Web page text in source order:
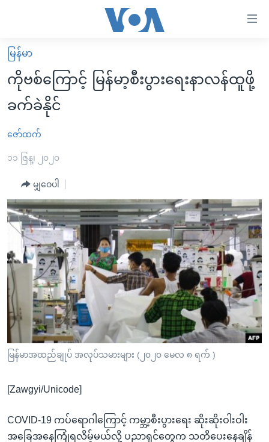
လွယ်ကူ
စေ
သည့်
များ
ပင်မ
ကျော်
ကြည့်
ပင်မ
အ
ညွန်း
စာမျက်နှာ
ကျော်
ကြည့်
ရှာဖွေ
နေရာ
သို့
မူလစာမျက်နှာ
မြန်မာ
ကမ္ဘာ့သတင်းများ
နိုင်ငံတကာ
အမေရိကန်
အစ္စရေး-ပါလက်စတိုင်း
ဗွီဒီယို
သတင်းလွတ်လပ်ခွင့်
အင်္ဂလိပ်စာလေ့လာမယ်
အမေရိကန်သုံးအီဒီယံ
မကြေးမုံရဲ့ အင်္ဂလိပ်စာ
ရုပ်ရှင်ထဲက အင်္ဂလိပ်စာ
သုတပဒေသာ အင်္ဂလိပ်စာ
အပတ်စဉ်ကဏ္ဍများ
ရေဒီယို
တီဗွီ
ရေဒီယိုနှင့်ရုပ်သံ အချက်အလက်များ
ရေဒီယို/တီဗွီအစီအစဉ်
Learning English
ဗွီအိုအေ လူမှုကွန်ယက်များ
မြန်မာ
ကိုဗစ်ကြောင့် မြန်မာ့စီးပွားရေးနာလန်ထူဖို့
ခက်ခဲနိုင်
ဇော်ထက်
၁၁ ဇြန္၊ ၂၀၂၀
မျှဝေပါ
မြန်မာအထည်ချုပ် အလုပ်သမားများ (၂၀၂၀ မေလ ၈ ရက် )
[Zawgyi/Unicode]
COVID-19 ကပ်ရောဂါကြောင့် ကမ္ဘာ့စီးပွားရေး ဆိုးဆိုးဝါးဝါး
အခြေအနေကြုံရလိမ့်မယ်လို့ ပညာရှင်တွေက သတိပေးနေချိန်